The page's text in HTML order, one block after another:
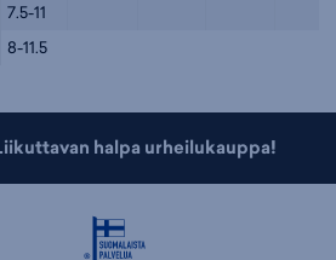
7.5-11
8-11.5
halpa urheilukauppa!